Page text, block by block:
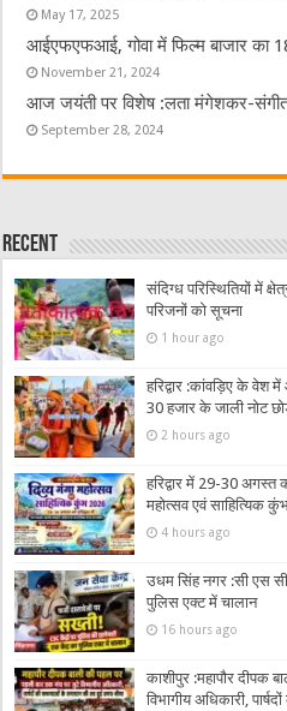
May 17, 2025
आईएफएफआई, गोवा में फिल्म बाजार
November 21, 2024
आज जयंती पर विशेष :लता मंगेशकर-संगीत
September 28, 2024
Recent
संदिग्ध परिस्थितियों में
परिजनों को सूचना
1 hour ago
हरिद्वार :कांवड़िए के वेश
30 हजार के जाली नोट
2 hours ago
हरिद्वार में 29-30 अगस्त
महोत्सव एवं साहित्यिक
4 hours ago
उधम सिंह नगर :सी एस
पुलिस एक्ट में चालान
16 hours ago
काशीपुर :महापौर दीपक
विभागीय अधिकारी,